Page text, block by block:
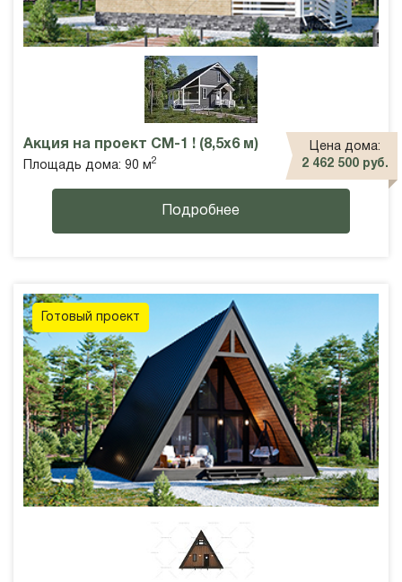
Акция на проект СМ-1 ! (8,5х6 м)
Площадь дома: 90 м2
Цена дома:
2 462 500 руб.
Подробнее
Готовый проект